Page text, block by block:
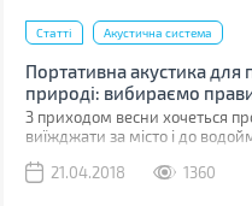
Статті Акустична система
Портативна акустика для
природі: вибираємо
З приходом весни хочеться
виїжджати за місто і до
21.04.2018
1360